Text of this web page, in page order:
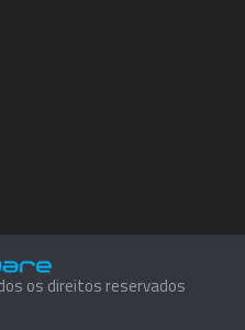
os direitos reservados